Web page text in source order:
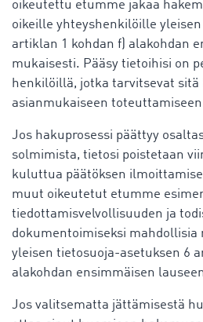
oikeutettu etumme jakaa
oikeille yhteyshenkilöille
artiklan 1 kohdan f) alakohdan
mukaisesti. Pääsy tietoihisi on
henkilöillä, jotka tarvitsevat sitä
asianmukaiseen
Jos hakuprosessi päättyy
solmimista, tietosi poistetaan
kuluttua päätöksen
muut oikeutetut etumme
tiedottamisvelvollisuuden ja
dokumentoimiseksi mahdollisia
yleisen tietosuoja-asetuksen 6
alakohdan ensimmäisen
Jos valitsematta jättämisestä